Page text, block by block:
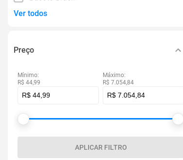
Ver todos
Preço
Mínimo:
R$ 44,99
Máximo:
R$ 7.054,84
APLICAR FILTRO